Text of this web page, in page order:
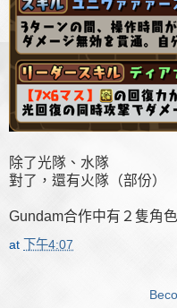
除了光隊、水隊
對了，還有火隊（部份）
Gundam合作中有２隻角
at 下午4:07